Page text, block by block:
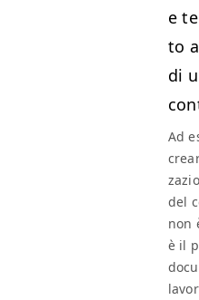
e
to
di
Ad
del
non
è il